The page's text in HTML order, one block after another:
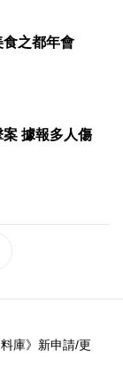
之都年會
據報多人傷
料庫》新申請/更